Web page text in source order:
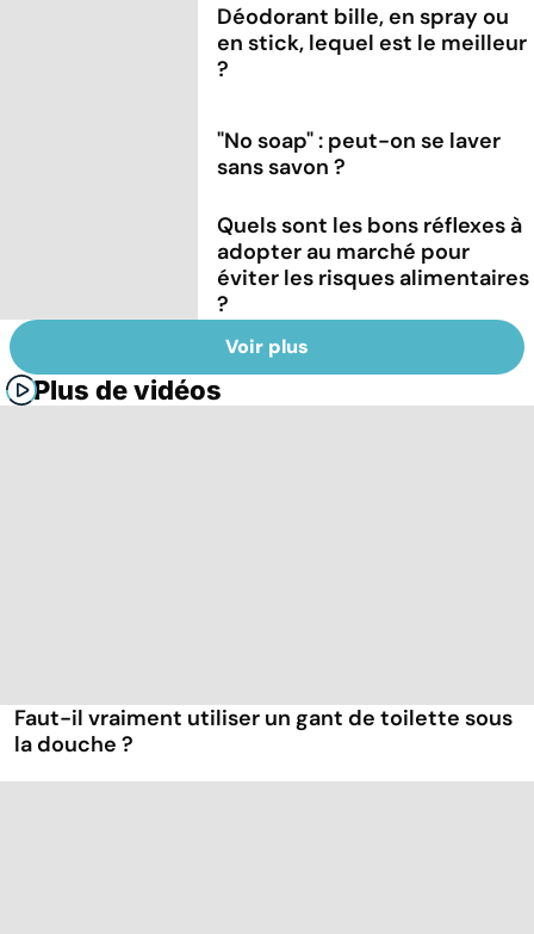
Déodorant bille, en spray ou
en stick, lequel est le meilleur
?
"No soap" : peut-on se laver
sans savon ?
Quels sont les bons réflexes à
adopter au marché pour
éviter les risques alimentaires
?
Voir plus
Plus de vidéos
Faut-il vraiment utiliser un gant de toilette sous
la douche ?